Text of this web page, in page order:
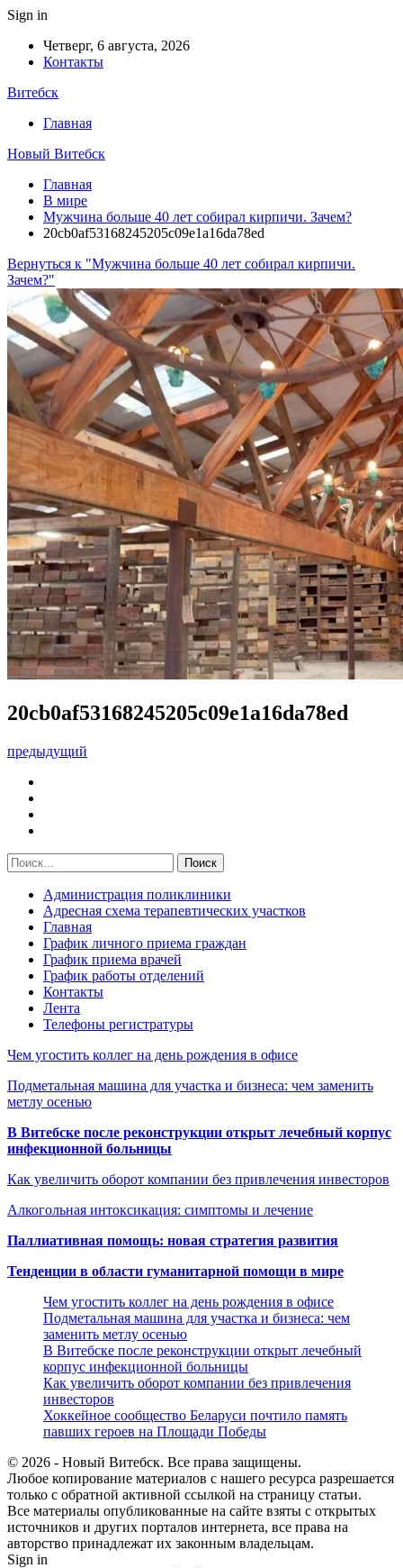
Sign in
Четверг, 6 августа, 2026
Контакты
Витебск
Главная
Новый Витебск
Главная
В мире
Мужчина больше 40 лет собирал кирпичи. Зачем?
20cb0af53168245205c09e1a16da78ed
Вернуться к "Мужчина больше 40 лет собирал кирпичи.
Зачем?"
20cb0af53168245205c09e1a16da78ed
предыдущий
Администрация поликлиники
Адресная схема терапевтических участков
Главная
График личного приема граждан
График приема врачей
График работы отделений
Контакты
Лента
Телефоны регистратуры
Чем угостить коллег на день рождения в офисе
Подметальная машина для участка и бизнеса: чем заменить
метлу осенью
В Витебске после реконструкции открыт лечебный корпус
инфекционной больницы
Как увеличить оборот компании без привлечения инвесторов
Алкогольная интоксикация: симптомы и лечение
Паллиативная помощь: новая стратегия развития
Тенденции в области гуманитарной помощи в мире
Чем угостить коллег на день рождения в офисе
Подметальная машина для участка и бизнеса: чем
заменить метлу осенью
В Витебске после реконструкции открыт лечебный
корпус инфекционной больницы
Как увеличить оборот компании без привлечения
инвесторов
Хоккейное сообщество Беларуси почтило память
павших героев на Площади Победы
© 2026 - Новый Витебск. Все права защищены.
Любое копирование материалов с нашего ресурса разрешается
только с обратной активной ссылкой на страницу статьи.
Все материалы опубликованные на сайте взяты с открытых
источников и других порталов интернета, все права на
авторство принадлежат их законным владельцам.
Sign in